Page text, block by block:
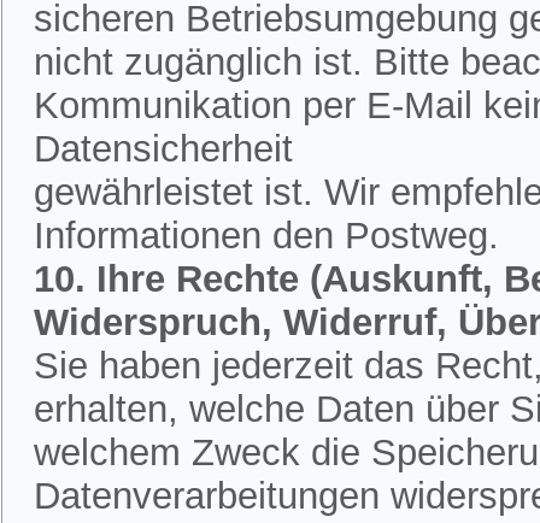
sicheren Betriebsumgebung
nicht zugänglich ist. Bitte
Kommunikation per E-Mail
Datensicherheit
gewährleistet ist. Wir
Informationen den Postweg.
10. Ihre Rechte (Auskunft,
Widerspruch, Widerruf,
Sie haben jederzeit das
erhalten, welche Daten über
welchem Zweck die
Datenverarbeitungen